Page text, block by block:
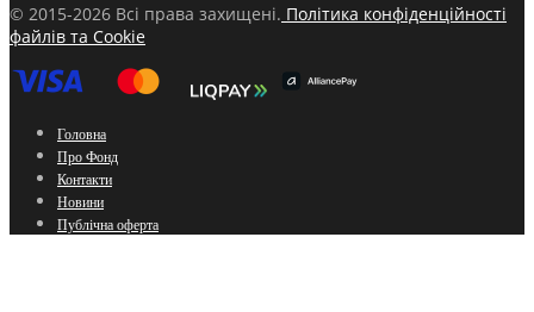
© 2015-2026 Всі права захищені. Політика конфіденційності
файлів та Cookie
Головна
Про Фонд
Контакти
Новини
Публічна оферта